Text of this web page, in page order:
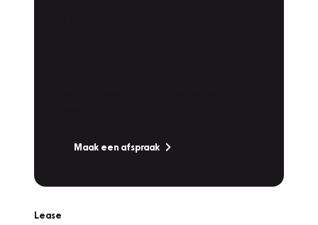
Maak een afspraak
Lease